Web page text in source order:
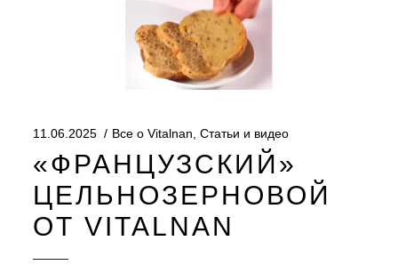
11.06.2025 Все о Vitalnan Статьи и видео
«ФРАНЦУЗСКИЙ»
ЦЕЛЬНОЗЕРНОВОЙ
ОТ VITALNAN